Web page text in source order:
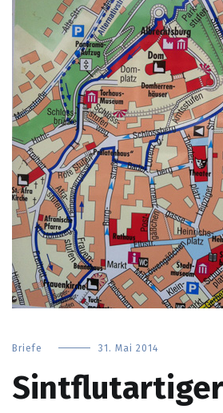
Briefe 31. Mai 2014
Sintflutartiger